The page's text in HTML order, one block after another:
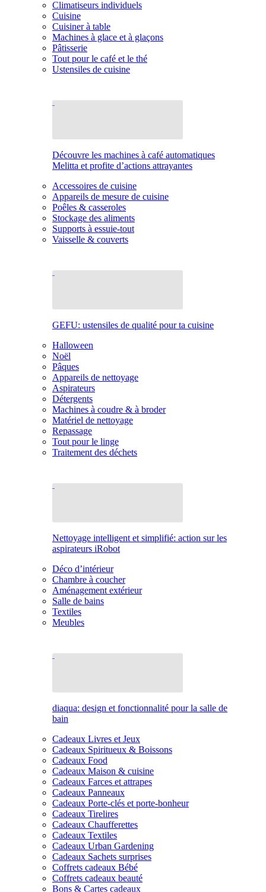
Climatiseurs individuels
Cuisine
Cuisiner à table
Machines à glace et à glaçons
Pâtisserie
Tout pour le café et le thé
Ustensiles de cuisine
Découvre les machines à café automatiques
Melitta et profite d’actions attrayantes
Accessoires de cuisine
Appareils de mesure de cuisine
Poêles & casseroles
Stockage des aliments
Supports à essuie-tout
Vaisselle & couverts
GEFU: ustensiles de qualité pour ta cuisine
Halloween
Noël
Pâques
Appareils de nettoyage
Aspirateurs
Détergents
Machines à coudre & à broder
Matériel de nettoyage
Repassage
Tout pour le linge
Traitement des déchets
Nettoyage intelligent et simplifié: action sur les
aspirateurs iRobot
Déco d’intérieur
Chambre à coucher
Aménagement extérieur
Salle de bains
Textiles
Meubles
diaqua: design et fonctionnalité pour la salle de
bain
Cadeaux Livres et Jeux
Cadeaux Spiritueux & Boissons
Cadeaux Food
Cadeaux Maison & cuisine
Cadeaux Farces et attrapes
Cadeaux Panneaux
Cadeaux Porte-clés et porte-bonheur
Cadeaux Tirelires
Cadeaux Chaufferettes
Cadeaux Textiles
Cadeaux Urban Gardening
Cadeaux Sachets surprises
Coffrets cadeaux Bébé
Coffrets cadeaux beauté
Bons & Cartes cadeaux